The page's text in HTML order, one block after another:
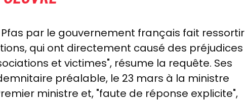
par le gouvernement français fait ressortir
qui ont directement causé des préjudices
et victimes", résume la requête. Ses
préalable, le 23 mars à la ministre
ministre et, "faute de réponse explicite",